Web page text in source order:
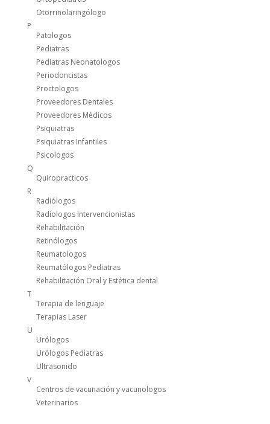
Otorrinolaringólogo
P
Patologos
Pediatras
Pediatras Neonatologos
Periodoncistas
Proctologos
Proveedores Dentales
Proveedores Médicos
Psiquiatras
Psiquiatras Infantiles
Psicologos
Q
Quiropracticos
R
Radiólogos
Radiologos Intervencionistas
Rehabilitación
Retinólogos
Reumatologos
Reumatólogos Pediatras
Rehabilitación Oral y Estética dental
T
Terapia de lenguaje
Terapias Laser
U
Urólogos
Urólogos Pediatras
Ultrasonido
V
Centros de vacunación y vacunologos
Veterinarios